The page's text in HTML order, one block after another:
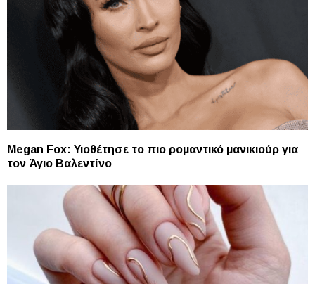
Megan Fox: Υιοθέτησε το πιο ρομαντικό μανικιούρ για
τον Άγιο Βαλεντίνο